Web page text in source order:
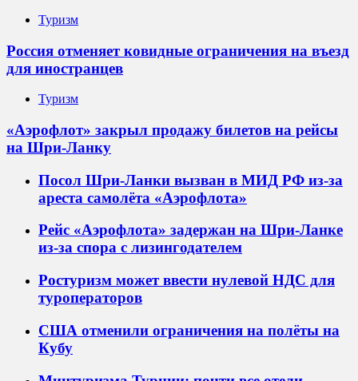
Туризм
Россия отменяет ковидные ограничения на въезд
для иностранцев
Туризм
«Аэрофлот» закрыл продажу билетов на рейсы
на Шри-Ланку
Посол Шри-Ланки вызван в МИД РФ из-за
ареста самолёта «Аэрофлота»
Рейс «Аэрофлота» задержан на Шри-Ланке
из-за спора с лизингодателем
Ростуризм может ввести нулевой НДС для
туроператоров
США отменили ограничения на полёты на
Кубу